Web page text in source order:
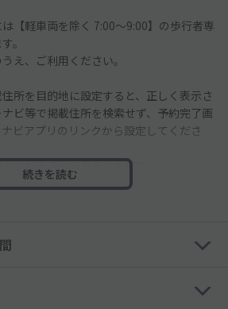
【軽車両を除く 7:00～9:00】の歩行者専
。
え、ご利用ください。
所を目的地に設定すると、正しく表示さ
ビ等で掲載住所を検索せず、予約完了画
ビアプリのリンクから設定してくださ
ナビアプリで見る」を押す
Mapへ」ボタンを押す
違いのないよう入出庫を行ってくださ
続きを読む